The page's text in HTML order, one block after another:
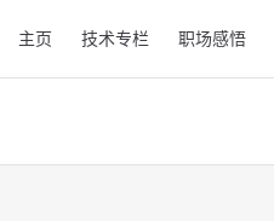
主页 技术专栏 职场感悟